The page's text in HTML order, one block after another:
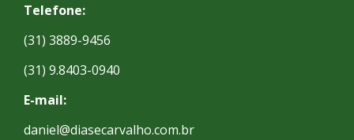
Telefone:
(31) 3889-9456
(31) 9.8403-0940
E-mail:
daniel@diasecarvalho.com.br